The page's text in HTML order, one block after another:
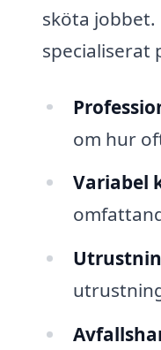
sköta
specialiserat
om hur
Variabel